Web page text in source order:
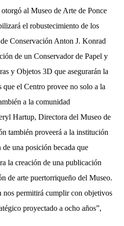
al Museo de Arte de Ponce
el robustecimiento de los
Conservación Anton J. Konrad
de un Conservador de Papel y
y Objetos 3D que asegurarán la
el Centro provee no solo a la
a la comunidad
Hartup, Directora del Museo de
también proveerá a la institución
una posición becada que
la creación de una publicación
de arte puertorriqueño del Museo.
nos permitirá cumplir con objetivos
proyectado a ocho años”,